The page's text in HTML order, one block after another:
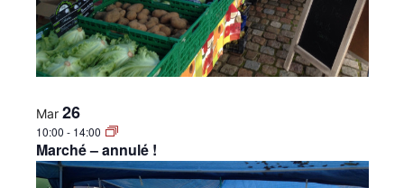
Mar 26
10:00 - 14:00
Marché – annulé !